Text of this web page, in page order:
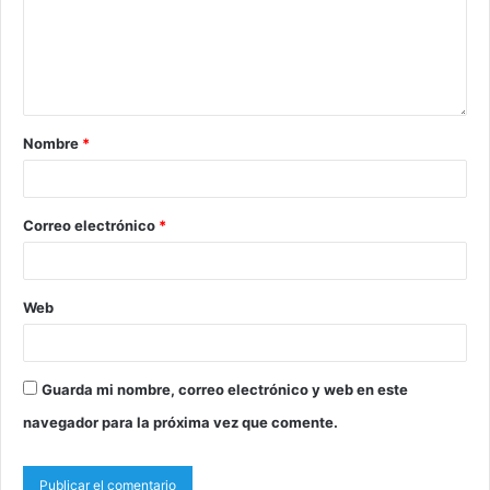
Nombre *
Correo electrónico *
Web
Guarda mi nombre, correo electrónico y web en este
navegador para la próxima vez que comente.